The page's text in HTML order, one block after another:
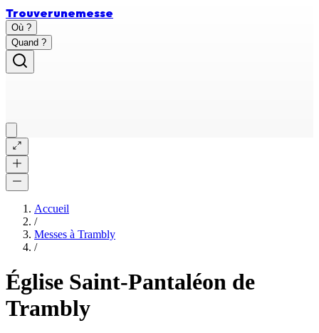
Trouverunemesse
Où ?
Quand ?
Accueil
/
Messes à Trambly
/
Église Saint-Pantaléon de
Trambly